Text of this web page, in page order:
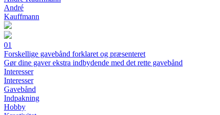
André
Kauffmann
01
Forskellige gavebånd forklaret og præsenteret
Gør dine gaver ekstra indbydende med det rette gavebånd
Interesser
Interesser
Gavebånd
Indpakning
Hobby